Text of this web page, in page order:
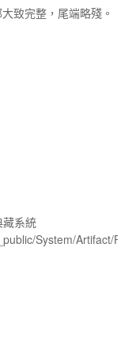
致完整，尾端略殘。
系統
System/Artifact/